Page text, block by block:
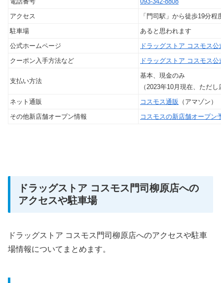
アクセス
「門司駅」から徒歩19分程
駐車場
あると思われます
公式ホームページ
ドラッグストア コスモス
クーポン入手方法など
ドラッグストア コスモス
支払い方法
基本、現金のみ
（2023年10月現在、ただ
ネット通販
コスモス通販 （アマゾン）
その他新店舗オープン情報
コスモスの新店舗オープン
ドラッグストア コスモス門司柳原店への
アクセスや駐車場
ドラッグストア コスモス門司柳原店へのアクセスや駐車
場情報についてまとめます。